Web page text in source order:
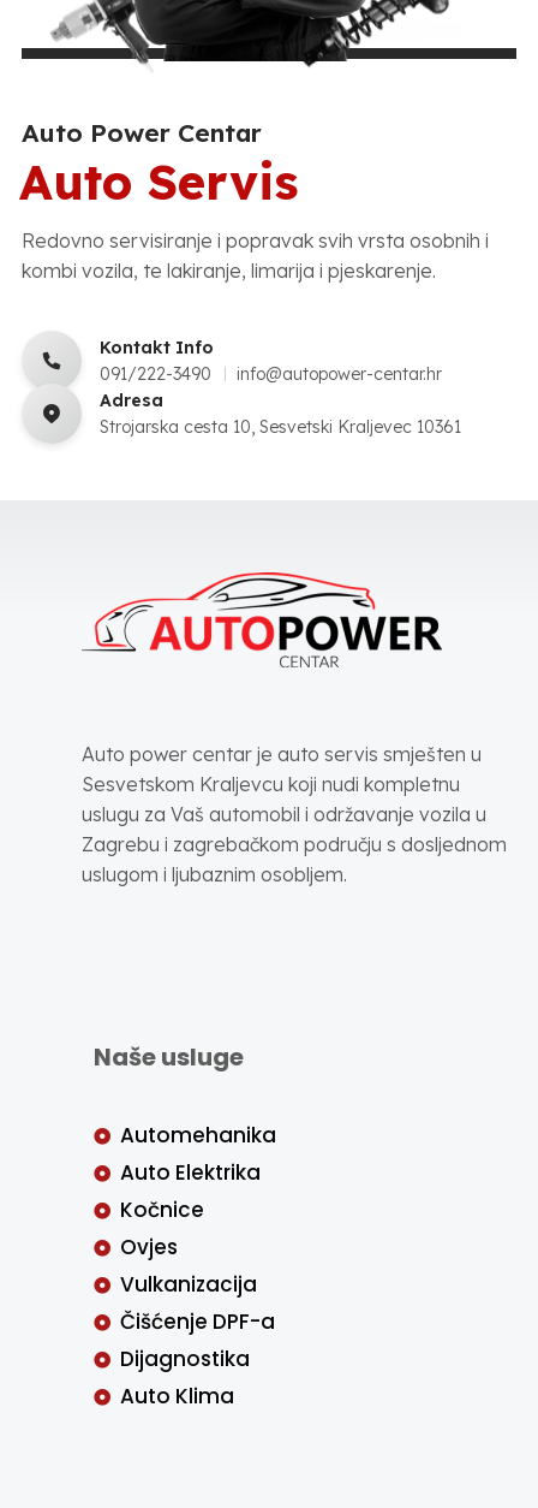
Auto Power Centar
Auto Servis
Redovno servisiranje i popravak svih vrsta osobnih i
kombi vozila, te lakiranje, limarija i pjeskarenje.
Kontakt Info
091/222-3490
info@autopower-centar.hr
Adresa
Strojarska cesta 10, Sesvetski Kraljevec 10361
Auto power centar je auto servis smješten u
Sesvetskom Kraljevcu koji nudi kompletnu
uslugu za Vaš automobil i održavanje vozila u
Zagrebu i zagrebačkom području s dosljednom
uslugom i ljubaznim osobljem.
Naše usluge
Automehanika
Auto Elektrika
Kočnice
Ovjes
Vulkanizacija
Čišćenje DPF-a
Dijagnostika
Auto Klima